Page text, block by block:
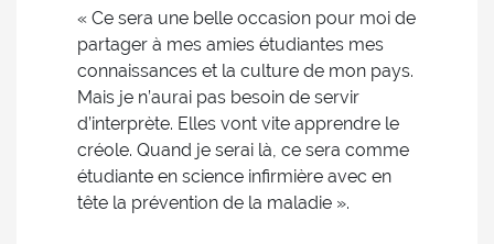
« Ce sera une belle occasion pour moi de
partager à mes amies étudiantes mes
connaissances et la culture de mon pays.
Mais je n’aurai pas besoin de servir
d’interprète. Elles vont vite apprendre le
créole. Quand je serai là, ce sera comme
étudiante en science infirmière avec en
tête la prévention de la maladie ».